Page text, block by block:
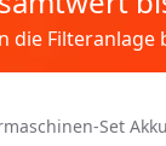
die Filteranlage
Set